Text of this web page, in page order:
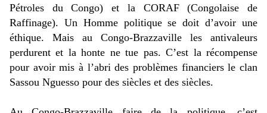
Pétroles du Congo) et la CORAF (Congolaise de
Raffinage). Un Homme politique se doit d’avoir une
éthique. Mais au Congo-Brazzaville les antivaleurs
perdurent et la honte ne tue pas. C’est la récompense
pour avoir mis à l’abri des problèmes financiers le clan
Sassou Nguesso pour des siècles et des siècles.